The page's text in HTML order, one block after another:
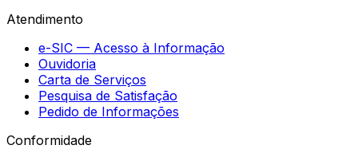
Atendimento
e-SIC — Acesso à Informação
Ouvidoria
Carta de Serviços
Pesquisa de Satisfação
Pedido de Informações
Conformidade